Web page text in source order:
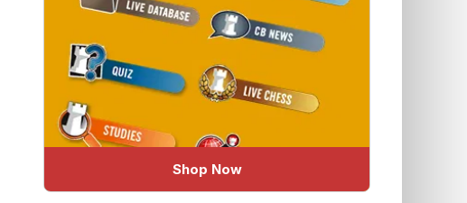
Shop Now